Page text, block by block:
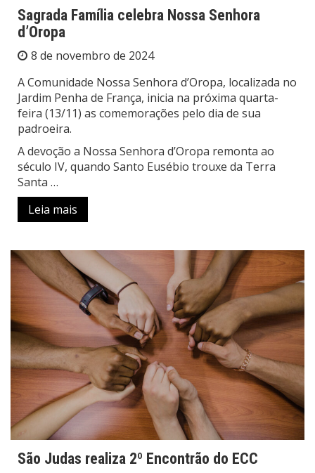
Sagrada Família celebra Nossa Senhora
d’Oropa
8 de novembro de 2024
A Comunidade Nossa Senhora d’Oropa, localizada no
Jardim Penha de França, inicia na próxima quarta-
feira (13/11) as comemorações pelo dia de sua
padroeira.
A devoção a Nossa Senhora d’Oropa remonta ao
século IV, quando Santo Eusébio trouxe da Terra
Santa …
Leia mais
São Judas realiza 2º Encontrão do ECC